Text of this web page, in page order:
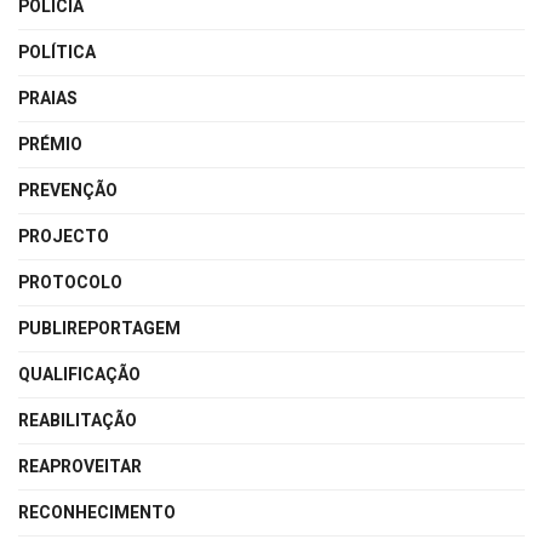
POLÍCIA
POLÍTICA
PRAIAS
PRÉMIO
PREVENÇÃO
PROJECTO
PROTOCOLO
PUBLIREPORTAGEM
QUALIFICAÇÃO
REABILITAÇÃO
REAPROVEITAR
RECONHECIMENTO